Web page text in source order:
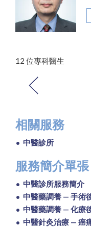
12 位專科醫生
相關服務
中醫診所
服務簡介單張
中醫診所服務簡介
中醫藥調養 — 手術
中醫藥調養 — 化療
中醫針灸治療 — 癌